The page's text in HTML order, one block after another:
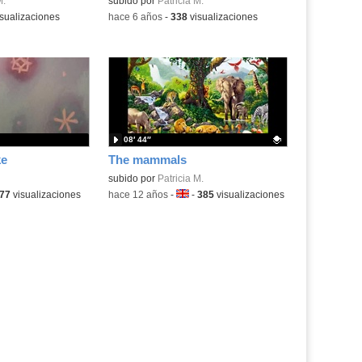
-hace 6 años- 338visualizaciones
77visualizaciones
The mammals
Contenido educativo.
subido por Patricia M.
08′ 44″
-hace 12 años- Idioma:
- 385visualizaciones